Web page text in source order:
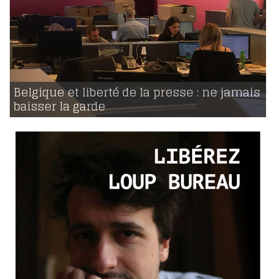
Belgique et liberté de la presse : ne jamais
baisser la garde
voir
08 | 06 | 2018
1784